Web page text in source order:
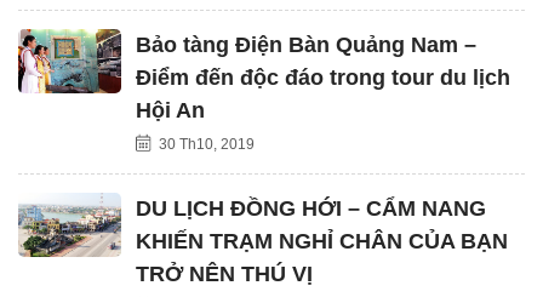
Bảo tàng Điện Bàn Quảng Nam –
Điểm đến độc đáo trong tour du lịch
Hội An
30 Th10, 2019
DU LỊCH ĐỒNG HỚI – CẨM NANG
KHIẾN TRẠM NGHỈ CHÂN CỦA BẠN
TRỞ NÊN THÚ VỊ